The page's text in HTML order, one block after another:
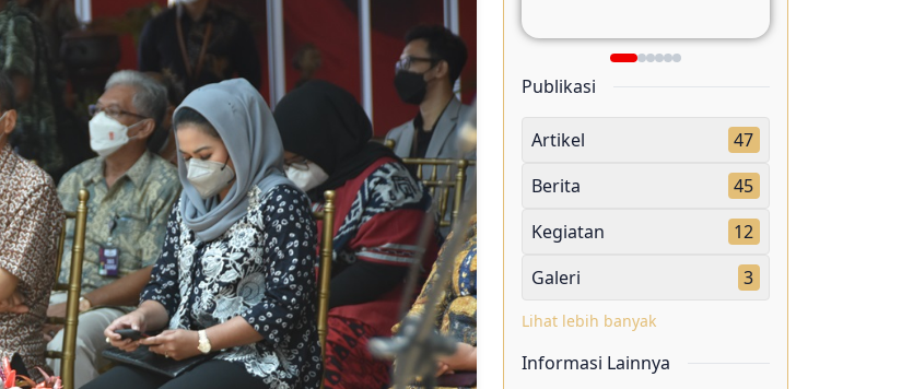
Publikasi
Artikel
47
Berita
45
Kegiatan
12
Galeri
3
Lihat lebih banyak
Informasi Lainnya